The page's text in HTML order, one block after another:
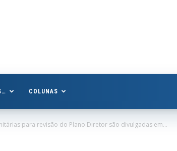
COLUNAS
para revisão do Plano Diretor são divulgadas em...